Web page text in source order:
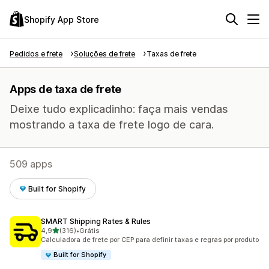
Shopify App Store
Pedidos e frete Soluções de frete Taxas de frete
Apps de taxa de frete
Deixe tudo explicadinho: faça mais vendas
mostrando a taxa de frete logo de cara.
509 apps
Built for Shopify
SMART Shipping Rates & Rules
4,9de 5 estrelas
(316)
316 avaliações ao todo
•Grátis
Calculadora de frete por CEP para definir taxas e regras por produto
Built for Shopify